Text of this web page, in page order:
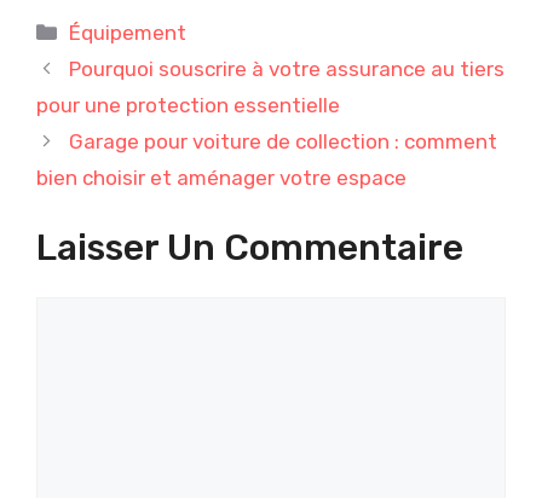
Catégories
Équipement
Pourquoi souscrire à votre assurance au tiers
pour une protection essentielle
Garage pour voiture de collection : comment
bien choisir et aménager votre espace
Laisser Un Commentaire